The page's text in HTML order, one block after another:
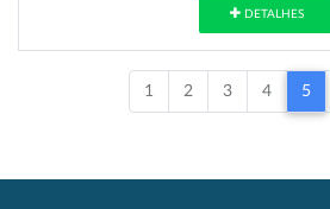
DETALHES
1 2 3 4 5